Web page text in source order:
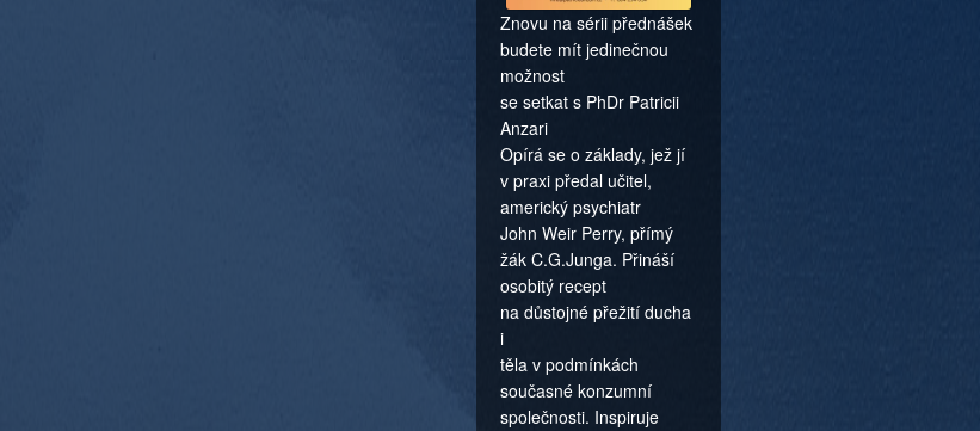
Znovu na sérii přednášek
budete mít jedinečnou
možnost
se setkat s PhDr Patricii
Anzari
Opírá se o základy, jež jí
v praxi předal učitel,
americký psychiatr
John Weir Perry, přímý
žák C.G.Junga. Přináší
osobitý recept
na důstojné přežití ducha
i
těla v podmínkách
současné konzumní
společnosti. Inspiruje